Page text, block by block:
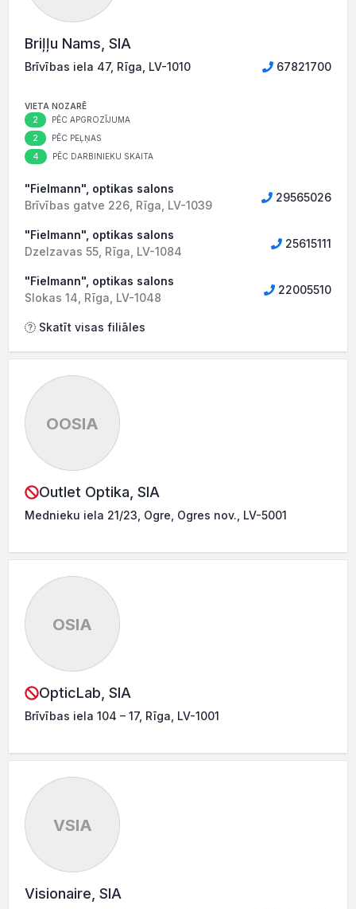
Briļļu Nams, SIA
Brīvības iela 47, Rīga, LV-1010 67821700
VIETA NOZARĒ
2 PĒC APGROZĪJUMA
2 PĒC PEĻŅAS
4 PĒC DARBINIEKU SKAITA
"Fielmann", optikas salons
Brīvības gatve 226, Rīga, LV-1039
29565026
"Fielmann", optikas salons
Dzelzavas 55, Rīga, LV-1084
25615111
"Fielmann", optikas salons
Slokas 14, Rīga, LV-1048
22005510
Skatīt visas filiāles
OOSIA
Outlet Optika, SIA
Mednieku iela 21/23, Ogre, Ogres nov., LV-5001
OSIA
OpticLab, SIA
Brīvības iela 104 – 17, Rīga, LV-1001
VSIA
Visionaire, SIA